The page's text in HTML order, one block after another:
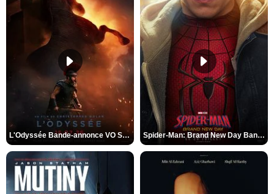
L'Odyssée Bande-annonce VO STFR Spider-Man: Brand New Day Bande-annonce VO STFR